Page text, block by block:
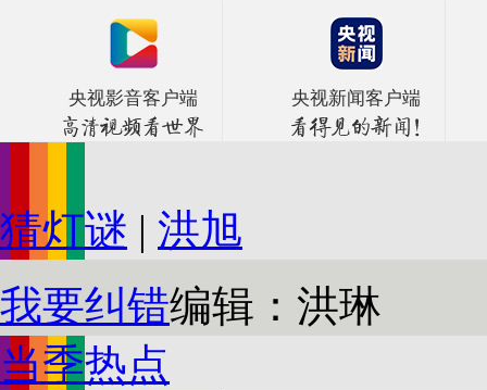
央视影音客户端 央视新闻客户端
猜灯谜 | 洪旭
我要纠错编辑：洪琳
当季热点